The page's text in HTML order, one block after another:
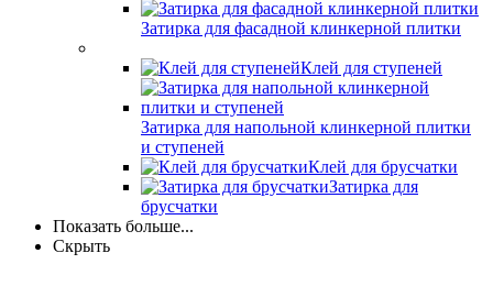
Затирка для фасадной клинкерной плитки
Клей для ступеней
Затирка для напольной клинкерной плитки
и ступеней
Клей для брусчатки
Затирка для
брусчатки
Показать больше...
Скрыть